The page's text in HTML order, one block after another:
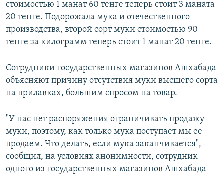
стоимостью 1 манат 60 тенге теперь стоит 3 маната
20 тенге. Подорожала мука и отечественного
производства, второй сорт муки стоимостью 90
тенге за килограмм теперь стоит 1 манат 20 тенге.
Сотрудники государственных магазинов Ашхабада
объясняют причину отсутствия муки высшего сорта
на прилавках, большим спросом на товар.
"У нас нет распоряжения ограничивать продажу
муки, поэтому, как только мука поступает мы ее
продаем. Что делать, если мука заканчивается", -
сообщил, на условиях анонимности, сотрудник
одного из государственных магазинов Ашхабада